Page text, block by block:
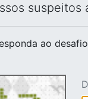
suspeitos
ao